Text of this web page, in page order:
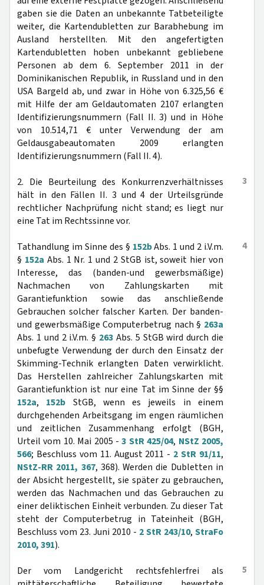
gaben sie die Daten an unbekannte Tatbeteiligte
weiter, die Kartendubletten zur Barabhebung im
Ausland herstellten. Mit den angefertigten
Kartendubletten hoben unbekannt gebliebene
Personen ab dem 6. September 2011 in der
Dominikanischen Republik, in Russland und in den
USA Bargeld ab, und zwar in Höhe von 6.325,56 €
mit Hilfe der am Geldautomaten 2107 erlangten
Identifizierungsnummern (Fall II. 3) und in Höhe
von 10.514,71 € unter Verwendung der am
Geldausgabeautomaten 2009 erlangten
Identifizierungsnummern (Fall II. 4).
3
2. Die Beurteilung des Konkurrenzverhältnisses
hält in den Fällen II. 3 und 4 der Urteilsgründe
rechtlicher Nachprüfung nicht stand; es liegt nur
eine Tat im Rechtssinne vor.
4
Tathandlung im Sinne des § 152bAbs. 1 und 2 i.V.m.
§ 152a Abs. 1 Nr. 1 und 2 StGB ist, soweit hier von
Interesse, das (banden-und gewerbsmäßige)
Nachmachen von Zahlungskarten mit
Garantiefunktion sowie das anschließende
Gebrauchen solcher falscher Karten. Der banden-
und gewerbsmäßige Computerbetrug nach § 263a
Abs. 1 und 2 i.V.m. § 263 Abs. 5 StGB wird durch die
unbefugte Verwendung der durch den Einsatz der
Skimming-Technik erlangten Daten verwirklicht.
Das Herstellen zahlreicher Zahlungskarten mit
Garantiefunktion ist nur eine Tat im Sinne der §§
152a, 152b StGB, wenn es jeweils in einem
durchgehenden Arbeitsgang im engen räumlichen
und zeitlichen Zusammenhang erfolgt (BGH,
Urteil vom 10. Mai 2005 -3 StR 425/04, NStZ 2005,
566; Beschluss vom 11. August 2011 - 2 StR 91/11,
NStZ-RR 2011, 367, 368). Werden die Dubletten in
der Absicht hergestellt, sie später zu gebrauchen,
werden das Nachmachen und das Gebrauchen zu
einer deliktischen Einheit verbunden. Zu dieser Tat
steht der Computerbetrug in Tateinheit (BGH,
Beschluss vom 23. Juni 2010 - 2 StR 243/10, StraFo
2010, 391).
5
Der vom Landgericht rechtsfehlerfrei als